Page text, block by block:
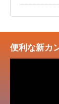
便利な新カ